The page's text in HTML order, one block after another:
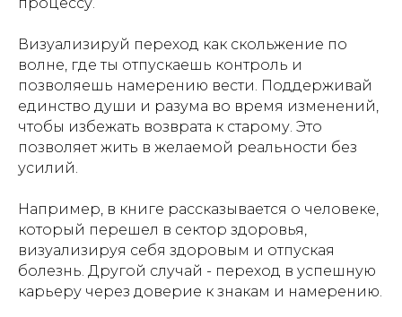
Визуализируй переход как скольжение по
волне, где ты отпускаешь контроль и
позволяешь намерению вести. Поддерживай
единство души и разума во время изменений,
чтобы избежать возврата к старому. Это
позволяет жить в желаемой реальности без
усилий.
Например, в книге рассказывается о человеке,
который перешел в сектор здоровья,
визуализируя себя здоровым и отпуская
болезнь. Другой случай - переход в успешную
карьеру через доверие к знакам и намерению.